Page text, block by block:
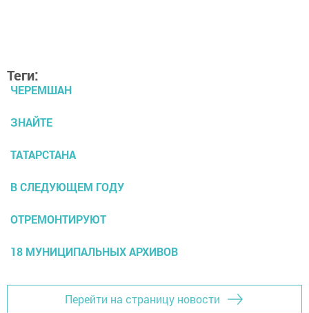
Теги:
ЧЕРЕМШАН
ЗНАЙТЕ
ТАТАРСТАНА
В СЛЕДУЮЩЕМ ГОДУ
ОТРЕМОНТИРУЮТ
18 МУНИЦИПАЛЬНЫХ АРХИВОВ
Перейти на страницу новости